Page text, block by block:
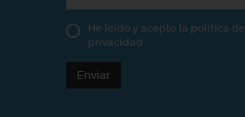
He leído y acepto la política de
privacidad
Enviar